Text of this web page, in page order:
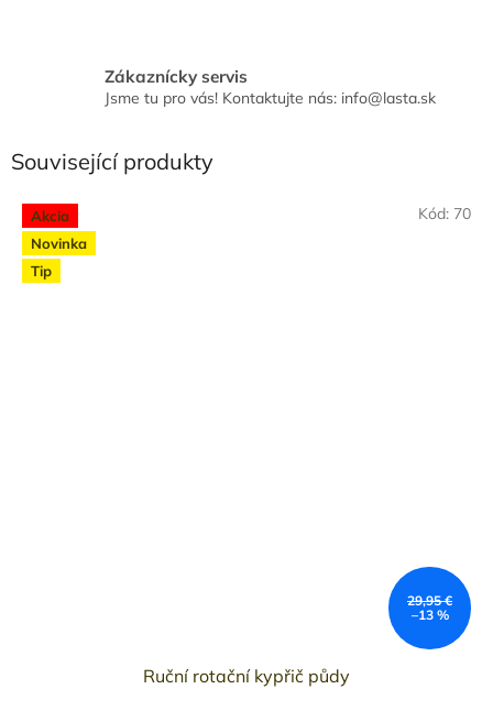
Zákaznícky servis
Jsme tu pro vás! Kontaktujte nás: info@lasta.sk
Související produkty
Akcia
Novinka
Tip
29,95 €
–13 %
Ruční rotační kypřič půdy
Kód: 70